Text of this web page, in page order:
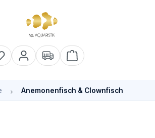
Warenkorb enthält 0
Anemonenfisch & Clownfisch